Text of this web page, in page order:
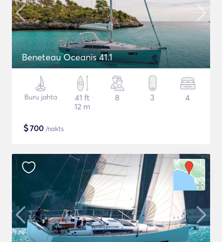
Beneteau Oceanis 41.1
Buru jahta
41 ft
12 m
8 3 4
$700 /nakts